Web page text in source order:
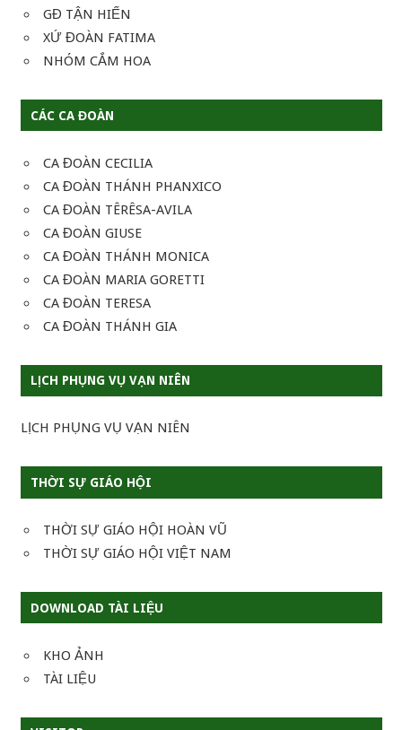
GĐ TẬN HIẾN
XỨ ĐOÀN FATIMA
NHÓM CẮM HOA
CÁC CA ĐOÀN
CA ĐOÀN CECILIA
CA ĐOÀN THÁNH PHANXICO
CA ĐOÀN TÊRÊSA-AVILA
CA ĐOÀN GIUSE
CA ĐOÀN THÁNH MONICA
CA ĐOÀN MARIA GORETTI
CA ĐOÀN TERESA
CA ĐOÀN THÁNH GIA
LỊCH PHỤNG VỤ VẠN NIÊN
LỊCH PHỤNG VỤ VẠN NIÊN
THỜI SỰ GIÁO HỘI
THỜI SỰ GIÁO HỘI HOÀN VŨ
THỜI SỰ GIÁO HỘI VIỆT NAM
DOWNLOAD TÀI LIỆU
KHO ẢNH
TÀI LIỆU